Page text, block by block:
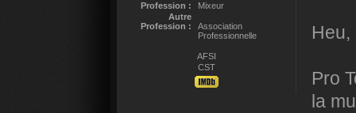
Profession :
Mixeur
Autre
Profession :
Association
Professionnelle
AFSI
CST
Heu,
Pro
la